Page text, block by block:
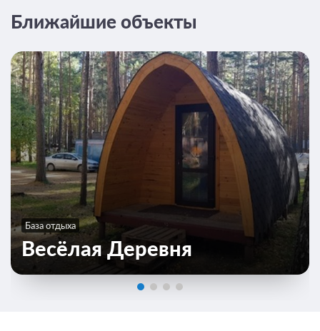
20 фото
Банкетный коттедж №4
Подробнее
5-комнатный номер с санузлом, изолированными спальнями и
просторной гостиной для шумного застолья. Отлично подойдёт
для большой компании друзей или семейного отдыха на
природе
150м2
Две односпальных кровати
x3 Три кровати King-size
x2 Две диван-кровати
x5 Пять раскладных кресел
Телевизор
Wi-Fi
Ванная комната в номере
2 гостя
Моментальное подтверждение
Ближайшие объекты
База отдыха
Весёлая Деревня